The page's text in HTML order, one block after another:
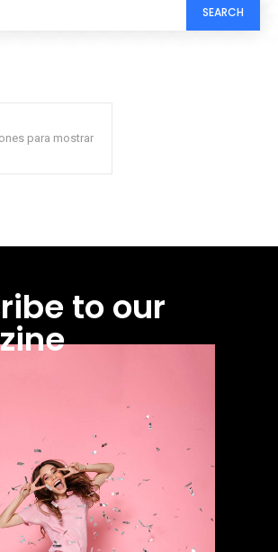
SEARCH
para mostrar
to our